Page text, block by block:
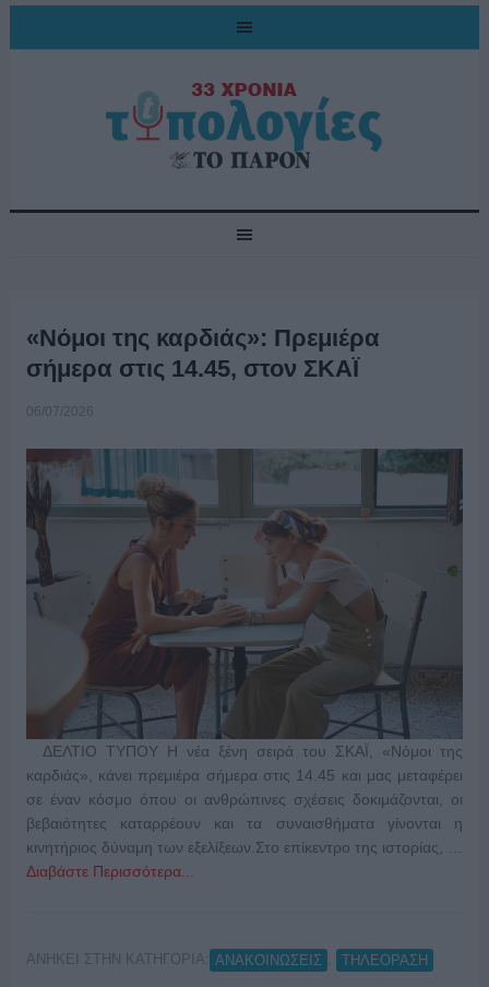
«Νόμοι της καρδιάς»: Πρεμιέρα
σήμερα στις 14.45, στον ΣΚΑΪ
06/07/2026
ΔΕΛΤΙΟ ΤΥΠΟΥ Η νέα ξένη σειρά του ΣΚΑΪ, «Νόμοι της
καρδιάς», κάνει πρεμιέρα σήμερα στις 14.45 και μας μεταφέρει
σε έναν κόσμο όπου οι ανθρώπινες σχέσεις δοκιμάζονται, οι
βεβαιότητες καταρρέουν και τα συναισθήματα γίνονται η
κινητήριος δύναμη των εξελίξεων.Στο επίκεντρο της ιστορίας, …
Διαβάστε Περισσότερα...
ΑΝΗΚΕΙ ΣΤΗΝ ΚΑΤΗΓΟΡΙΑ: ΑΝΑΚΟΙΝΩΣΕΙΣ ΤΗΛΕΟΡΑΣΗ